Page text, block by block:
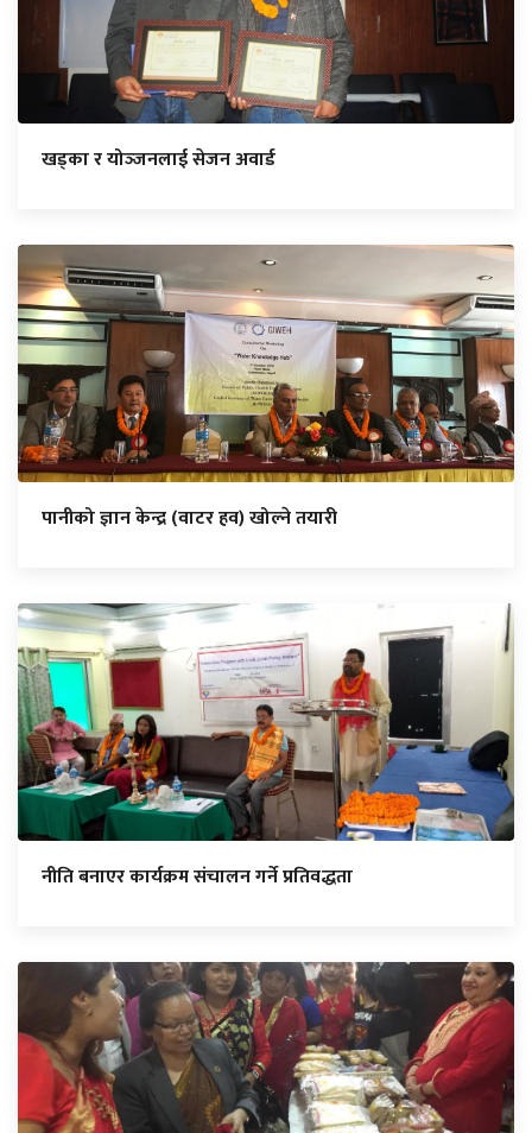
खड्का र योञ्‍जनलाई सेजन अवार्ड
पानीको ज्ञान केन्द्र (वाटर हव) खोल्ने तयारी
नीति बनाएर कार्यक्रम संचालन गर्ने प्रतिवद्धता